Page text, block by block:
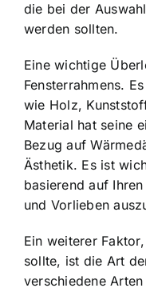
die bei der
werden sollten.
Eine wichtige
Fensterrahmens.
wie Holz,
Material hat seine
Bezug auf
Ästhetik. Es ist
basierend auf
und Vorlieben
Ein weiterer
sollte, ist die Art
verschiedene